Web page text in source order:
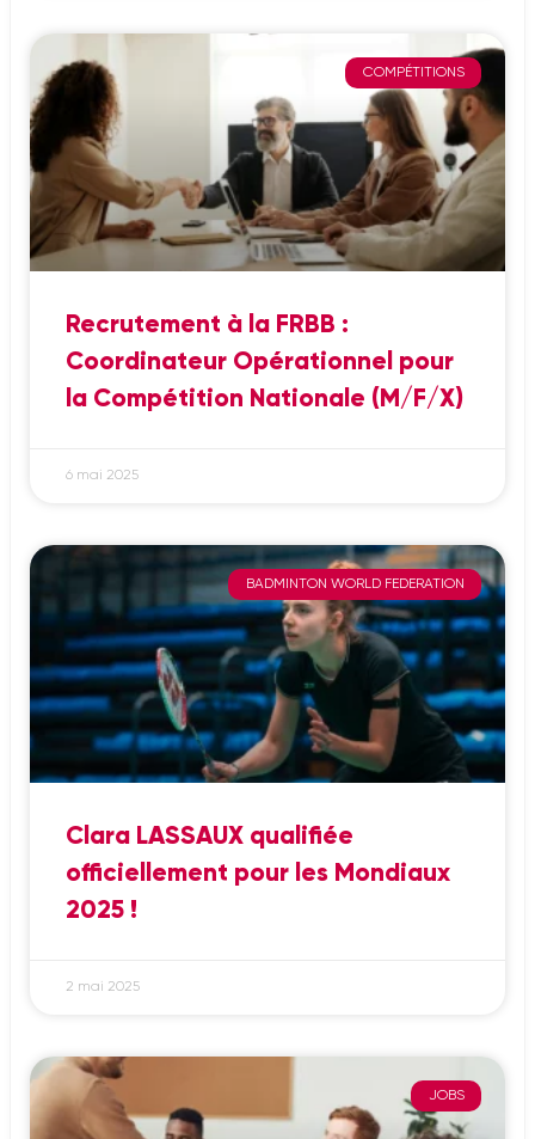
COMPÉTITIONS
Recrutement à la FRBB :
Coordinateur Opérationnel pour
la Compétition Nationale (M/F/X)
6 mai 2025
BADMINTON WORLD FEDERATION
Clara LASSAUX qualifiée
officiellement pour les Mondiaux
2025 !
2 mai 2025
JOBS